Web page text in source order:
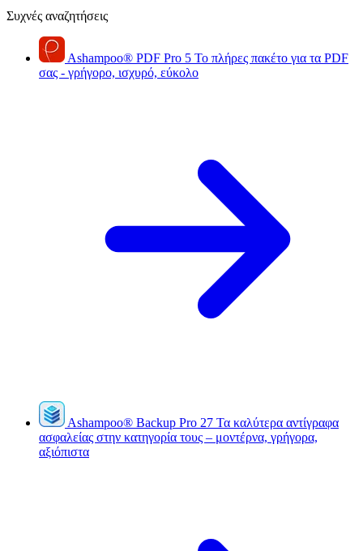
Συχνές αναζητήσεις
Ashampoo® PDF Pro 5 Το πλήρες πακέτο για τα PDF
σας - γρήγορο, ισχυρό, εύκολο
Ashampoo® Backup Pro 27 Τα καλύτερα αντίγραφα
ασφαλείας στην κατηγορία τους – μοντέρνα, γρήγορα,
αξιόπιστα